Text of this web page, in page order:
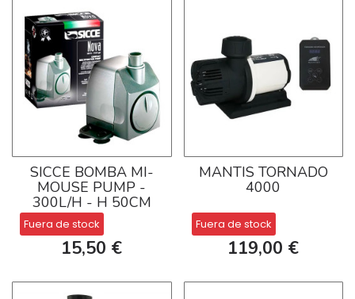
SICCE BOMBA MI-
MOUSE PUMP -
300L/H - H 50CM
Fuera de stock
15,50 €
MANTIS TORNADO
4000
Fuera de stock
119,00 €